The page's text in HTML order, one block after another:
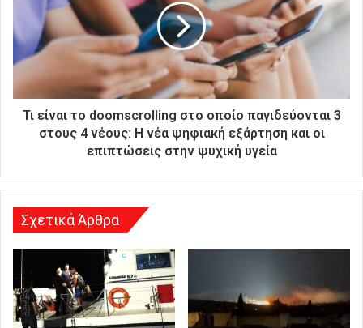
ς
δ
σ
Τι είναι το doomscrolling στο οποίο παγιδεύονται 3
στους 4 νέους: Η νέα ψηφιακή εξάρτηση και οι
επιπτώσεις στην ψυχική υγεία
Σχετικά Άρθρα